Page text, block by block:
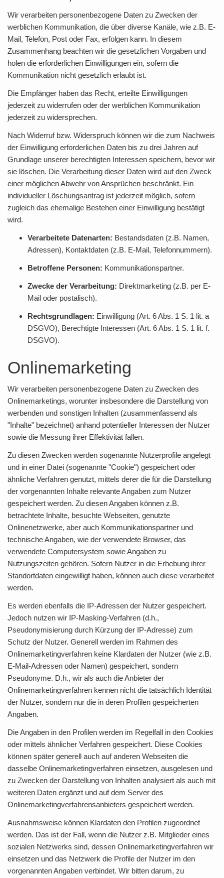
Wir verarbeiten personenbezogene Daten zu Zwecken der
werblichen Kommunikation, die über diverse Kanäle, wie z.B. E-
Mail, Telefon, Post oder Fax, erfolgen kann. In diesem
Zusammenhang beachten wir die gesetzlichen Vorgaben und
holen die erforderlichen Einwilligungen ein, sofern die
Kommunikation nicht gesetzlich erlaubt ist.
Die Empfänger haben das Recht, erteilte Einwilligungen
jederzeit zu widerrufen oder der werblichen Kommunikation
jederzeit zu widersprechen.
Nach Widerruf bzw. Widerspruch können wir die zum Nachweis
der Einwilligung erforderlichen Daten bis zu drei Jahren auf
Grundlage unserer berechtigten Interessen speichern, bevor wir
sie löschen. Die Verarbeitung dieser Daten wird auf den Zweck
einer möglichen Abwehr von Ansprüchen beschränkt. Ein
individueller Löschungsantrag ist jederzeit möglich, sofern
zugleich das ehemalige Bestehen einer Einwilligung bestätigt
wird.
Verarbeitete Datenarten: Bestandsdaten (z.B. Namen,
Adressen), Kontaktdaten (z.B. E-Mail, Telefonnummern).
Betroffene Personen: Kommunikationspartner.
Zwecke der Verarbeitung: Direktmarketing (z.B. per E-
Mail oder postalisch).
Rechtsgrundlagen: Einwilligung (Art. 6 Abs. 1 S. 1 lit. a
DSGVO), Berechtigte Interessen (Art. 6 Abs. 1 S. 1 lit. f.
DSGVO).
Onlinemarketing
Wir verarbeiten personenbezogene Daten zu Zwecken des
Onlinemarketings, worunter insbesondere die Darstellung von
werbenden und sonstigen Inhalten (zusammenfassend als
"Inhalte" bezeichnet) anhand potentieller Interessen der Nutzer
sowie die Messung ihrer Effektivität fallen.
Zu diesen Zwecken werden sogenannte Nutzerprofile angelegt
und in einer Datei (sogenannte "Cookie") gespeichert oder
ähnliche Verfahren genutzt, mittels derer die für die Darstellung
der vorgenannten Inhalte relevante Angaben zum Nutzer
gespeichert werden. Zu diesen Angaben können z.B.
betrachtete Inhalte, besuchte Webseiten, genutzte
Onlinenetzwerke, aber auch Kommunikationspartner und
technische Angaben, wie der verwendete Browser, das
verwendete Computersystem sowie Angaben zu
Nutzungszeiten gehören. Sofern Nutzer in die Erhebung ihrer
Standortdaten eingewilligt haben, können auch diese verarbeitet
werden.
Es werden ebenfalls die IP-Adressen der Nutzer gespeichert.
Jedoch nutzen wir IP-Masking-Verfahren (d.h.,
Pseudonymisierung durch Kürzung der IP-Adresse) zum
Schutz der Nutzer. Generell werden im Rahmen des
Onlinemarketingverfahren keine Klardaten der Nutzer (wie z.B.
E-Mail-Adressen oder Namen) gespeichert, sondern
Pseudonyme. D.h., wir als auch die Anbieter der
Onlinemarketingverfahren kennen nicht die tatsächlich Identität
der Nutzer, sondern nur die in deren Profilen gespeicherten
Angaben.
Die Angaben in den Profilen werden im Regelfall in den Cookies
oder mittels ähnlicher Verfahren gespeichert. Diese Cookies
können später generell auch auf anderen Webseiten die
dasselbe Onlinemarketingverfahren einsetzen, ausgelesen und
zu Zwecken der Darstellung von Inhalten analysiert als auch mit
weiteren Daten ergänzt und auf dem Server des
Onlinemarketingverfahrensanbieters gespeichert werden.
Ausnahmsweise können Klardaten den Profilen zugeordnet
werden. Das ist der Fall, wenn die Nutzer z.B. Mitglieder eines
sozialen Netzwerks sind, dessen Onlinemarketingverfahren wir
einsetzen und das Netzwerk die Profile der Nutzer im den
vorgenannten Angaben verbindet. Wir bitten darum, zu